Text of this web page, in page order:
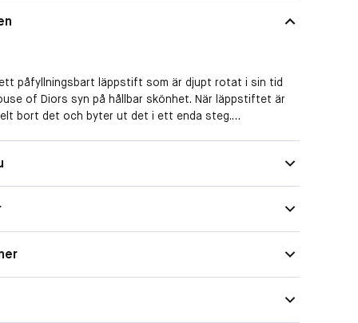
påfyllningsbart läppstift som är djupt rotat i sin tid
of Diors syn på hållbar skönhet. När läppstiftet är
bort det och byter ut det i ett enda steg.
999 Red till 720 Icone Rosewood, för att inte tala om
contemporary beige och 777 Fahrenheit flamboyant
har samma formula som Rouge Dior-läppstiftet: en
med blommor med en vårdande och återfuktande